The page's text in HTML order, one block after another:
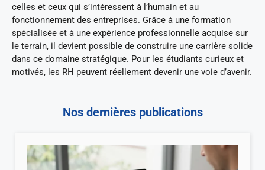
celles et ceux qui s’intéressent à l’humain et au
fonctionnement des entreprises. Grâce à une formation
spécialisée et à une expérience professionnelle acquise sur
le terrain, il devient possible de construire une carrière solide
dans ce domaine stratégique. Pour les étudiants curieux et
motivés, les RH peuvent réellement devenir une voie d’avenir.
Nos dernières publications